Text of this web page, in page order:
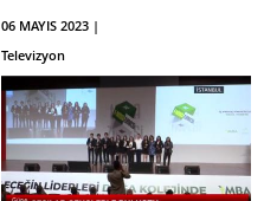
06 MAYIS 2023 |
Televizyon